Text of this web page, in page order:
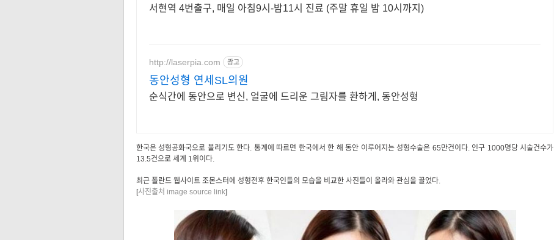
서현역 4번출구, 매일 아침9시-밤11시 진료 (주말 휴일 밤 10시까지)
http://laserpia.com 광고
동안성형 연세SL의원
순식간에 동안으로 변신, 얼굴에 드리운 그림자를 환하게, 동안성형
한국은 성형공화국으로 불리기도 한다. 통계에 따르면 한국에서 한 해 동안 이루어지는 성형수술은 65만건이다. 인구 1000명당 시술건수가
13.5건으로 세계 1위이다.
최근 폴란드 웹사이트 조몬스터에 성형전후 한국인들의 모습을 비교한 사진들이 올라와 관심을 끌었다.
[사진출처 image source link]